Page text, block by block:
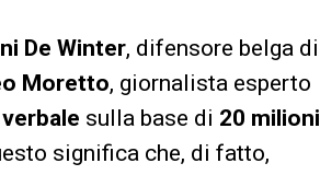
De Winter, difensore belga di
Moretto, giornalista esperto
sulla base di 20 milioni
significa che, di fatto,